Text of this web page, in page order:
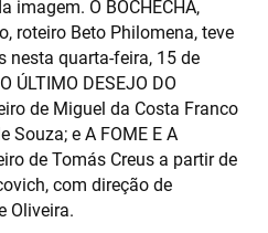
imagem. O BOCHECHA,
roteiro Beto Philomena, teve
quarta-feira, 15 de
ÚLTIMO DESEJO DO
de Miguel da Costa Franco
Souza; e A FOME E A
de Tomás Creus a partir de
com direção de
Oliveira.